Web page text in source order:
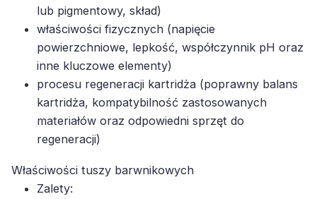
lub pigmentowy, skład)
właściwości fizycznych (napięcie
powierzchniowe, lepkość, współczynnik pH oraz
inne kluczowe elementy)
procesu regeneracji kartridża (poprawny balans
kartridża, kompatybilność zastosowanych
materiałów oraz odpowiedni sprzęt do
regeneracji)
Właściwości tuszy barwnikowych
Zalety: